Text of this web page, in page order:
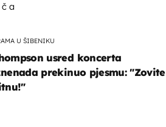
U ŠIBENIKU
usred koncerta
prekinuo pjesmu: "Zovite